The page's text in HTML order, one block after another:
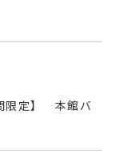
限定】 本館バ